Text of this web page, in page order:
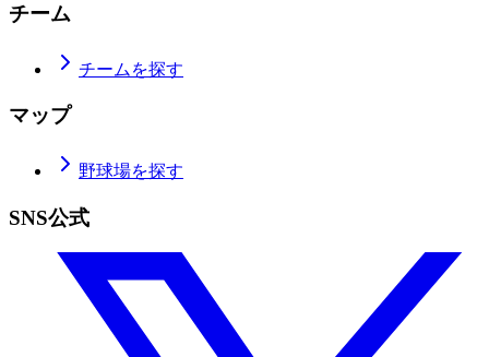
チーム
チームを探す
マップ
野球場を探す
SNS公式